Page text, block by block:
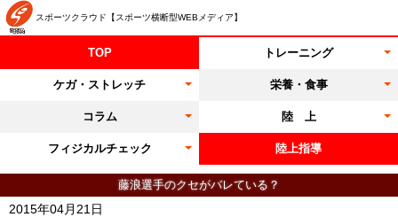
スポーツクラウド【スポーツ横断型WEBメディア】
TOP トレーニング
ケガ・ストレッチ 栄養・食事
コラム 陸 上
フィジカルチェック 陸上指導
藤浪選手のクセがバレている？
2015年04月21日